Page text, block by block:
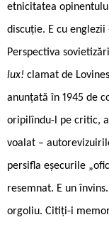
etnicitatea
discuție. E cu
Perspectiva
lux! clamat de
anunțată în 1945 de
oripilîndu-l pe critic,
voalat –
persifla eșecurile
resemnat. E un
orgoliu. Citiți-i